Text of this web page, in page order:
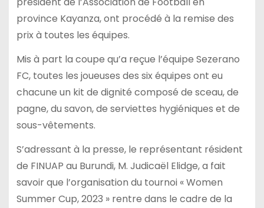
province Kayanza, ont procédé à la remise des
prix à toutes les équipes.
Mis à part la coupe qu’a reçue l’équipe Sezerano
FC, toutes les joueuses des six équipes ont eu
chacune un kit de dignité composé de sceau, de
pagne, du savon, de serviettes hygiéniques et de
sous-vêtements.
S’adressant à la presse, le représentant résident
de FINUAP au Burundi, M. Judicaël Elidge, a fait
savoir que l’organisation du tournoi « Women
Summer Cup, 2023 » rentre dans le cadre de la